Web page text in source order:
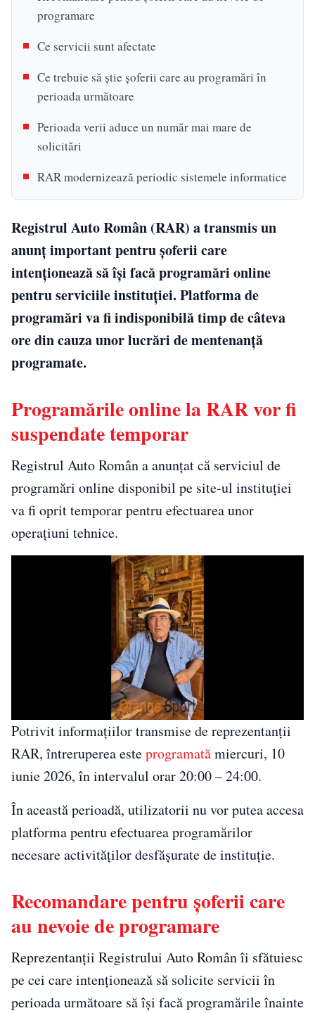
programare
Ce servicii sunt afectate
Ce trebuie să știe șoferii care au programări în
perioada următoare
Perioada verii aduce un număr mai mare de
solicitări
RAR modernizează periodic sistemele informatice
Registrul Auto Român (RAR) a transmis un
anunț important pentru șoferii care
intenționează să își facă programări online
pentru serviciile instituției. Platforma de
programări va fi indisponibilă timp de câteva
ore din cauza unor lucrări de mentenanță
programate.
Programările online la RAR vor fi
suspendate temporar
Registrul Auto Român a anunțat că serviciul de
programări online disponibil pe site-ul instituției
va fi oprit temporar pentru efectuarea unor
operațiuni tehnice.
Potrivit informațiilor transmise de reprezentanții
RAR, întreruperea esteprogramatămiercuri, 10
iunie 2026, în intervalul orar 20:00 – 24:00.
În această perioadă, utilizatorii nu vor putea accesa
platforma pentru efectuarea programărilor
necesare activităților desfășurate de instituție.
Recomandare pentru șoferii care
au nevoie de programare
Reprezentanții Registrului Auto Român îi sfătuiesc
pe cei care intenționează să solicite servicii în
perioada următoare să își facă programările înainte